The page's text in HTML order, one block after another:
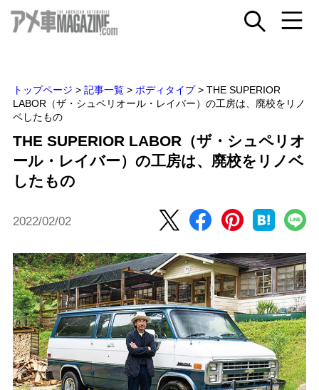
トップページ > 記事一覧 > ボディタイプ > THE SUPERIOR
LABOR（ザ・シュペリオール・レイバー）の工房は、廃校をリノ
ベしたもの
THE SUPERIOR LABOR（ザ・シュペリオ
ール・レイバー）の工房は、廃校をリノベ
したもの
2022/02/02